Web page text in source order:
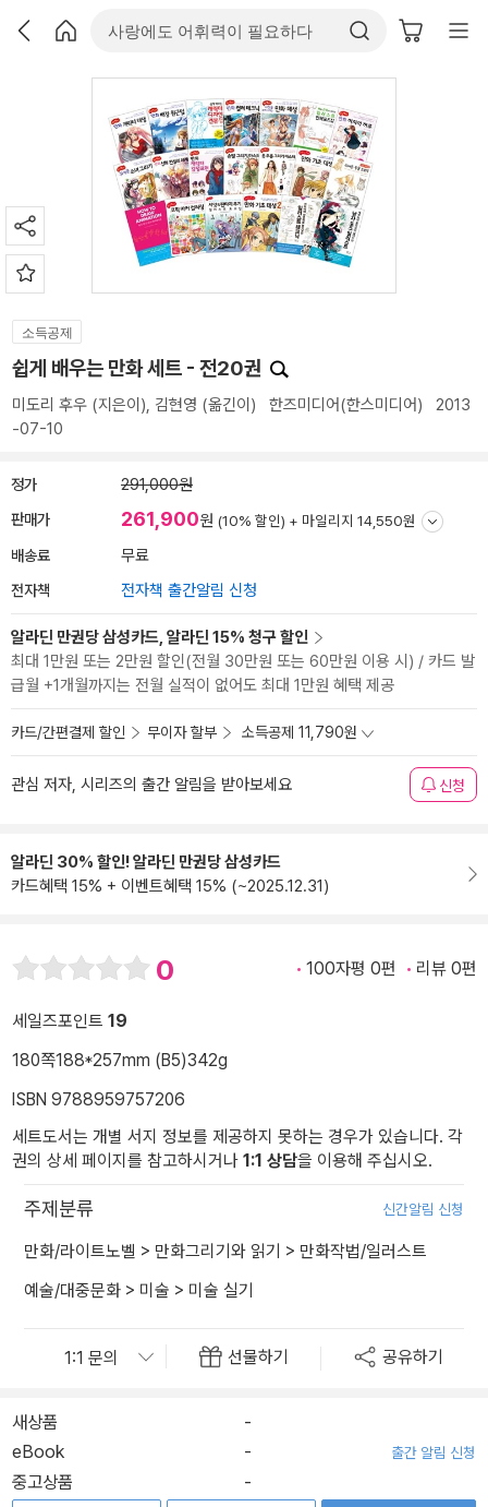
소득공제
쉽게 배우는 만화 세트 - 전20권
미도리 후우 (지은이), 김현영 (옮긴이) 한즈미디어(한스미디어) 2013
-07-10
정가 291,000원
판매가 261,900원 (10% 할인) + 마일리지 14,550원
배송료 무료
전자책 전자책 출간알림 신청
알라딘 만권당 삼성카드, 알라딘 15% 청구 할인
최대 1만원 또는 2만원 할인(전월 30만원 또는 60만원 이용 시) / 카드 발
급월 +1개월까지는 전월 실적이 없어도 최대 1만원 혜택 제공
카드/간편결제 할인 무이자 할부 소득공제 11,790원
관심 저자, 시리즈의 출간 알림을 받아보세요 신청
알라딘 30% 할인! 알라딘 만권당 삼성카드
카드혜택 15% + 이벤트혜택 15% (~2025.12.31)
0 100자평 0편 리뷰 0편
세일즈포인트 19
180쪽188*257mm (B5)342g
ISBN 9788959757206
세트도서는 개별 서지 정보를 제공하지 못하는 경우가 있습니다. 각
권의 상세 페이지를 참고하시거나 1:1 상담을 이용해 주십시오.
주제분류 신간알림 신청
만화/라이트노벨 > 만화그리기와 읽기 > 만화작법/일러스트
예술/대중문화 > 미술 > 미술 실기
선물하기 공유하기
새상품
-
eBook
- 출간 알림 신청
중고상품 -